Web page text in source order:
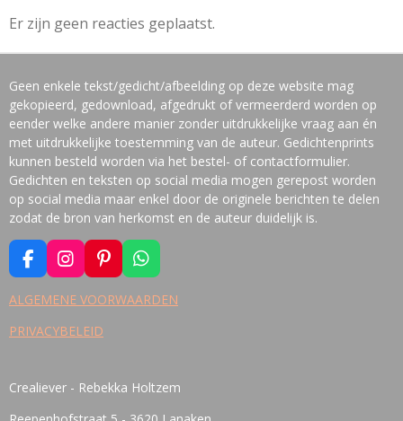
Er zijn geen reacties geplaatst.
Geen enkele tekst/gedicht/afbeelding op deze website mag
gekopieerd, gedownload, afgedrukt of vermeerderd worden op
eender welke andere manier zonder uitdrukkelijke vraag aan én
met uitdrukkelijke toestemming van de auteur. Gedichtenprints
kunnen besteld worden via het bestel- of contactformulier.
Gedichten en teksten op social media mogen gerepost worden
op social media maar enkel door de originele berichten te delen
zodat de bron van herkomst en de auteur duidelijk is.
F
A
C
B
K
I
N
S
A
A
P
I
N
E
S
W
H
A
P
ALGEMENE VOORWAARDEN
PRIVACYBELEID
Crealiever - Rebekka Holtzem